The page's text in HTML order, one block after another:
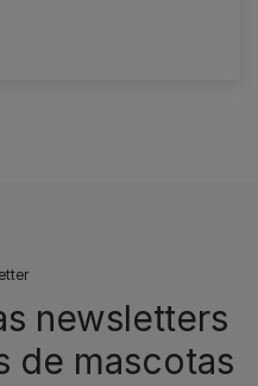
newsletters
de mascotas​